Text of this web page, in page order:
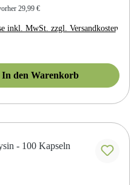
Preis:
29,99 €
inkl. MwSt. zzgl. Versandkosten
In den Warenkorb